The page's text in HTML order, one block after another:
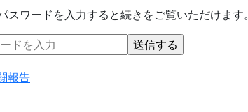
スワードを入力すると続きをご覧いただけます。
報告